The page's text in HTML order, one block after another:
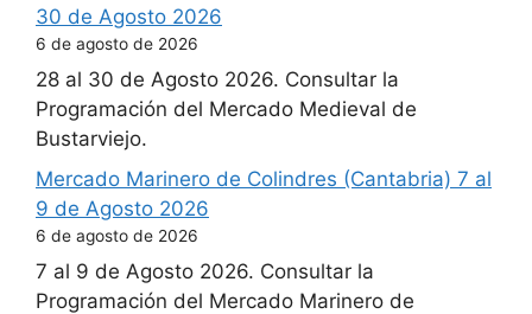
30 de Agosto 2026
6 de agosto de 2026
28 al 30 de Agosto 2026. Consultar la
Programación del Mercado Medieval de
Bustarviejo.
Mercado Marinero de Colindres (Cantabria) 7 al
9 de Agosto 2026
6 de agosto de 2026
7 al 9 de Agosto 2026. Consultar la
Programación del Mercado Marinero de